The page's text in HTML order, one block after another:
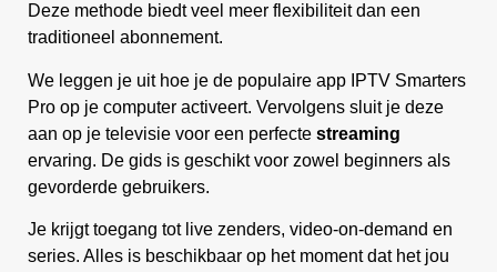
Deze methode biedt veel meer flexibiliteit dan een
traditioneel abonnement.
We leggen je uit hoe je de populaire app IPTV Smarters
Pro op je computer activeert. Vervolgens sluit je deze
aan op je televisie voor een perfecte streaming
ervaring. De gids is geschikt voor zowel beginners als
gevorderde gebruikers.
Je krijgt toegang tot live zenders, video-on-demand en
series. Alles is beschikbaar op het moment dat het jou